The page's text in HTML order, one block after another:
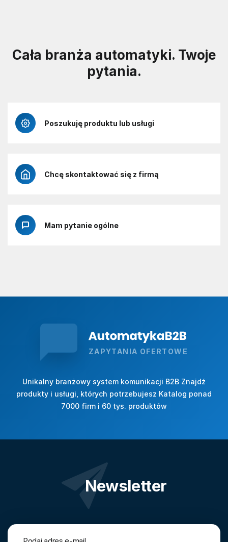
Cała branża automatyki. Twoje
pytania.
Poszukuję produktu lub usługi
Chcę skontaktować się z firmą
Mam pytanie ogólne
ZAPYTANIA OFERTOWE
Unikalny branżowy system komunikacji B2B Znajdź
produkty i usługi, których potrzebujesz Katalog ponad
7000 firm i 60 tys. produktów
Newsletter